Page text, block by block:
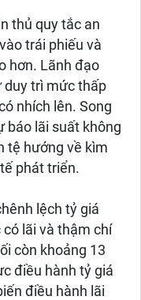
thủ quy tắc an
trái phiếu và
hơn. Lãnh đạo
duy trì mức thấp
nhích lên. Song
báo lãi suất không
tệ hướng về kìm
phát triển.
lệch tỷ giá
lãi và thậm chí
còn khoảng 13
điều hành tỷ giá
điều hành lãi